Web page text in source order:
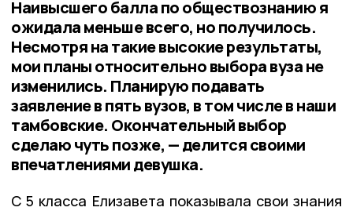
Наивысшего балла по обществознанию я
ожидала меньше всего, но получилось.
Несмотря на такие высокие результаты,
мои планы относительно выбора вуза не
изменились. Планирую подавать
заявление в пять вузов, в том числе в наши
тамбовские. Окончательный выбор
сделаю чуть позже, — делится своими
впечатлениями девушка.
С 5 класса Елизавета показывала свои знания